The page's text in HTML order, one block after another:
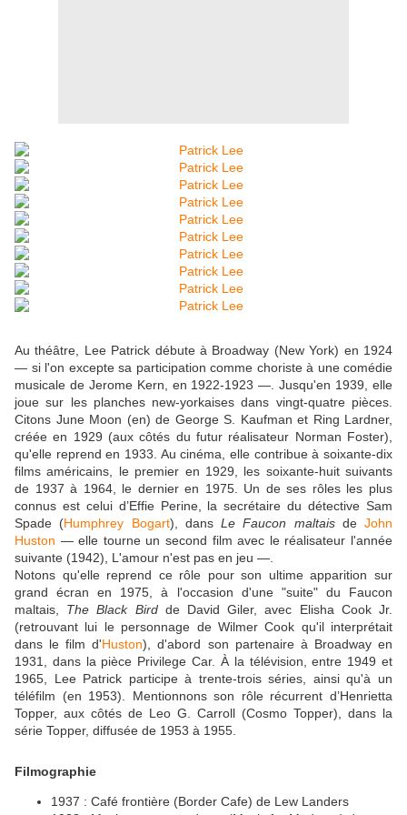
Au théâtre, Lee Patrick débute à Broadway (New York) en 1924
— si l'on excepte sa participation comme choriste à une comédie
musicale de Jerome Kern, en 1922-1923 —. Jusqu'en 1939, elle
joue sur les planches new-yorkaises dans vingt-quatre pièces.
Citons June Moon (en) de George S. Kaufman et Ring Lardner,
créée en 1929 (aux côtés du futur réalisateur Norman Foster),
qu'elle reprend en 1933. Au cinéma, elle contribue à soixante-dix
films américains, le premier en 1929, les soixante-huit suivants
de 1937 à 1964, le dernier en 1975. Un de ses rôles les plus
connus est celui d’Effie Perine, la secrétaire du détective Sam
Spade (Humphrey Bogart), dans Le Faucon maltaisde John
Huston — elle tourne un second film avec le réalisateur l'année
suivante (1942), L'amour n'est pas en jeu —.
Notons qu'elle reprend ce rôle pour son ultime apparition sur
grand écran en 1975, à l'occasion d'une "suite" du Faucon
maltais, The Black Birdde David Giler, avec Elisha Cook Jr.
(retrouvant lui le personnage de Wilmer Cook qu'il interprétait
dans le film d'Huston), d'abord son partenaire à Broadway en
1931, dans la pièce Privilege Car. À la télévision, entre 1949 et
1965, Lee Patrick participe à trente-trois séries, ainsi qu'à un
téléfilm (en 1953). Mentionnons son rôle récurrent d’Henrietta
Topper, aux côtés de Leo G. Carroll (Cosmo Topper), dans la
série Topper, diffusée de 1953 à 1955.
Filmographie
1937 : Café frontière (Border Cafe) de Lew Landers